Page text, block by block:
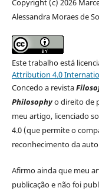
Copyright (c) 2026
Alessandra Moraes de
Este trabalho está
Attribution 4.0
Concedo a revista
Philosophyo direito de
meu artigo, licenciado
4.0 (que permite o
reconhecimento da
Afirmo ainda que meu
publicação e não foi